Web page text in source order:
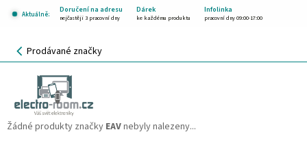
Aktuálně:
Doručení na adresu Dárek Infolinka
nejčastěji 3 pracovní dny ke každému produktu pracovní dny 09:00-17:00
NÁKUPNÍ
KOŠÍK
Prodávané značky
Žádné produkty značky EAVnebyly nalezeny...